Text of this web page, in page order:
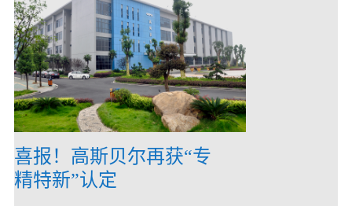
喜报！高斯贝尔再获“专
精特新”认定